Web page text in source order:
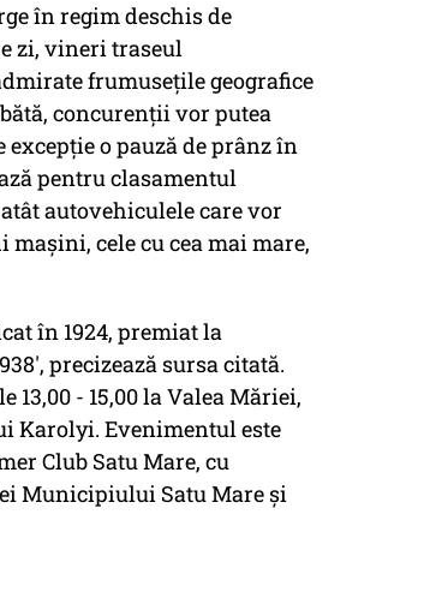
în regim deschis de
zi, vineri traseul
frumuseţile geografice
concurenţii vor putea
o pauză de prânz în
pentru clasamentul
autovehiculele care vor
cele cu cea mai mare,
în 1924, premiat la
precizează sursa citată.
- 15,00 la Valea Măriei,
Karolyi. Evenimentul este
Club Satu Mare, cu
Municipiului Satu Mare şi